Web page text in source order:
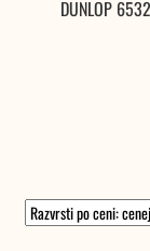
DUNLOP